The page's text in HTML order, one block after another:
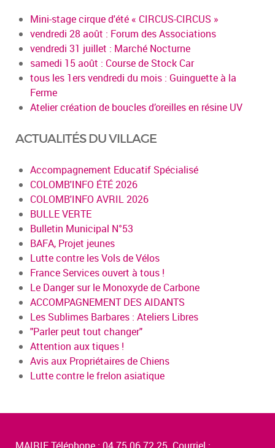
Mini-stage cirque d'été « CIRCUS-CIRCUS »
vendredi 28 août : Forum des Associations
vendredi 31 juillet : Marché Nocturne
samedi 15 août : Course de Stock Car
tous les 1ers vendredi du mois : Guinguette à la
Ferme
Atelier création de boucles d’oreilles en résine UV
ACTUALITÉS DU VILLAGE
Accompagnement Educatif Spécialisé
COLOMB'INFO ÉTÉ 2026
COLOMB'INFO AVRIL 2026
BULLE VERTE
Bulletin Municipal N°53
BAFA, Projet jeunes
Lutte contre les Vols de Vélos
France Services ouvert à tous !
Le Danger sur le Monoxyde de Carbone
ACCOMPAGNEMENT DES AIDANTS
Les Sublimes Barbares : Ateliers Libres
"Parler peut tout changer"
Attention aux tiques !
Avis aux Propriétaires de Chiens
Lutte contre le frelon asiatique